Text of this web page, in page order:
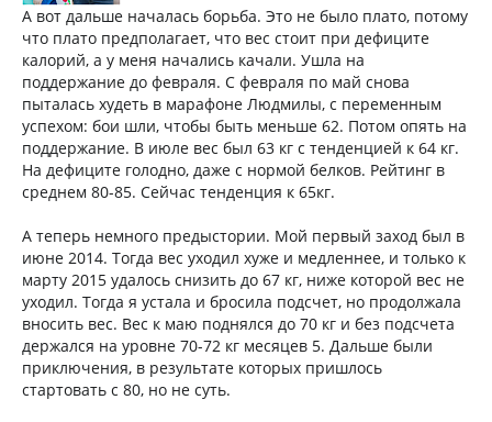
А вот дальше началась борьба. Это не было плато, потому
что плато предполагает, что вес стоит при дефиците
калорий, а у меня начались качали. Ушла на
поддержание до февраля. С февраля по май снова
пыталась худеть в марафоне Людмилы, с переменным
успехом: бои шли, чтобы быть меньше 62. Потом опять на
поддержание. В июле вес был 63 кг с тенденцией к 64 кг.
На дефиците голодно, даже с нормой белков. Рейтинг в
среднем 80-85. Сейчас тенденция к 65кг.
А теперь немного предыстории. Мой первый заход был в
июне 2014. Тогда вес уходил хуже и медленнее, и только к
марту 2015 удалось снизить до 67 кг, ниже которой вес не
уходил. Тогда я устала и бросила подсчет, но продолжала
вносить вес. Вес к маю поднялся до 70 кг и без подсчета
держался на уровне 70-72 кг месяцев 5. Дальше были
приключения, в результате которых пришлось
стартовать с 80, но не суть.